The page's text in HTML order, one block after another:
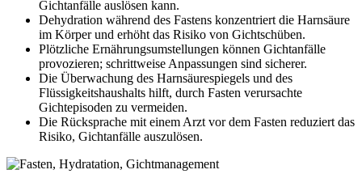
Gichtanfälle auslösen kann.
Dehydration während des Fastens konzentriert die Harnsäure
im Körper und erhöht das Risiko von Gichtschüben.
Plötzliche Ernährungsumstellungen können Gichtanfälle
provozieren; schrittweise Anpassungen sind sicherer.
Die Überwachung des Harnsäurespiegels und des
Flüssigkeitshaushalts hilft, durch Fasten verursachte
Gichtepisoden zu vermeiden.
Die Rücksprache mit einem Arzt vor dem Fasten reduziert das
Risiko, Gichtanfälle auszulösen.